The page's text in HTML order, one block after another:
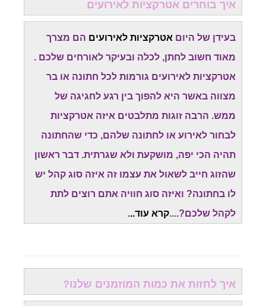
איך בוחרים אטרקציות לאירועים
בעידן של היום אטרקציות לאירועים הם מצרך
מאוד חשוב לחתן, לכלה ובעיקר לאורחים שלכם .
אטרקציות לאירועים גורמות לכל חתונה או בר
מצווה באשר היא להפוך בין רגע לחגיגה של
ממש. הרבה זוגות מתלבטים איזה אטרקציות
לבחור לאירוע או לחתונה שלהם, כדי שהחתונה
תהיה הכי יפה, מושקעת ולא שגרתית. דבר ראשון
שהזוג חייב לשאול את עצמו זה איזה סוג קהל יש
לו בחתונה? ואיזה סוג חוויה אתם רוצים לתת
לקהל שלכם?....קרא עוד...
איך לחזות את כמות המוזמנים שלנו?